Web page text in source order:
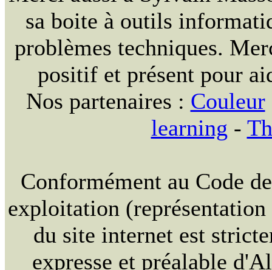
sa boite à outils
problèmes techniques.
positif et présent pour
Nos partenaires : Couleur
learning -
Conformément au Code
exploitation
du site internet est
expresse et préalable